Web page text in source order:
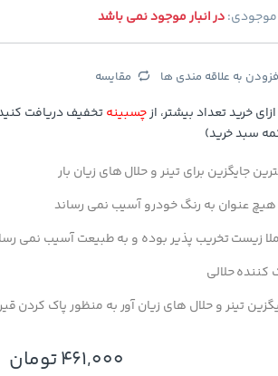
موجودی:در انبار موجود نمی باشد
به علاقه مندی ها مقایسه
خرید تعداد بیشتر، ازچسبینهتخفیف دریافت
سبد خرید)
جایگزین برای تینر و حلال های زیان بار
هیچ عنوان به رنگ خودرو آسیب نمی رساند
زیست تخریب پذیر بوده و به طبیعت آسیب نمی
کننده حلالی
تینر و حلال های زیان آور به منظور پاک کردن
461,000تومان